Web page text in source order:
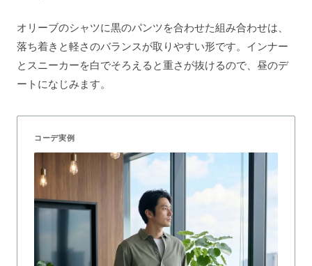
オリーブのシャツに黒のパンツを合わせた組み合わせは、
落ち着きと軽さのバランスが取りやすい形です。インナー
とスニーカーを白でそろえると重さが抜けるので、昼のデ
ートになじみます。
コーデ実例